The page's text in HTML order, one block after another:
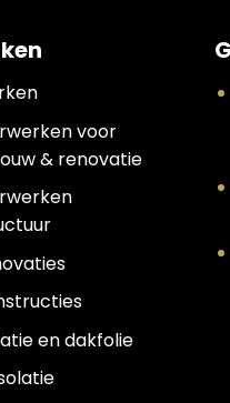
voor
& renovatie
en dakfolie